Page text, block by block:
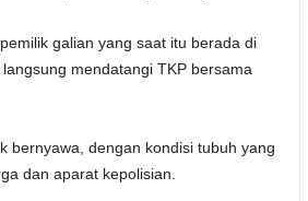
galian yang saat itu berada di
mendatangi TKP bersama
bernyawa, dengan kondisi tubuh yang
dan aparat kepolisian.